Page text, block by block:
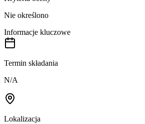
Nie określono
Informacje kluczowe
Termin składania
N/A
Lokalizacja